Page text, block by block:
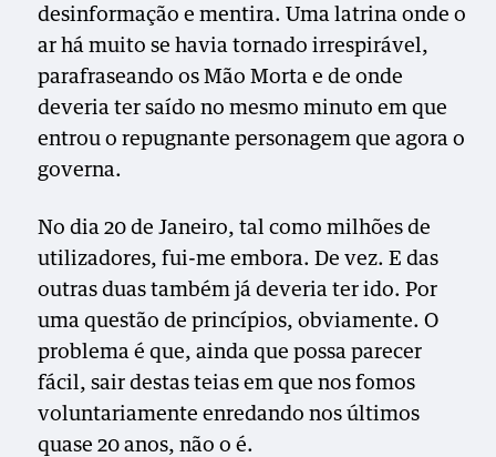
desinformação e mentira. Uma latrina onde o
ar há muito se havia tornado irrespirável,
parafraseando os Mão Morta e de onde
deveria ter saído no mesmo minuto em que
entrou o repugnante personagem que agora o
governa.
No dia 20 de Janeiro, tal como milhões de
utilizadores, fui-me embora. De vez. E das
outras duas também já deveria ter ido. Por
uma questão de princípios, obviamente. O
problema é que, ainda que possa parecer
fácil, sair destas teias em que nos fomos
voluntariamente enredando nos últimos
quase 20 anos, não o é.